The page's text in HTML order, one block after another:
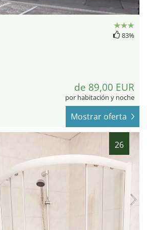
83%
de 89,00 EUR
por habitación y noche
Mostrar oferta
26